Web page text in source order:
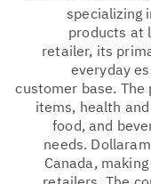
specializing
products at
retailer, its
everyday
customer base.
items, health
food, and
needs.
Canada,